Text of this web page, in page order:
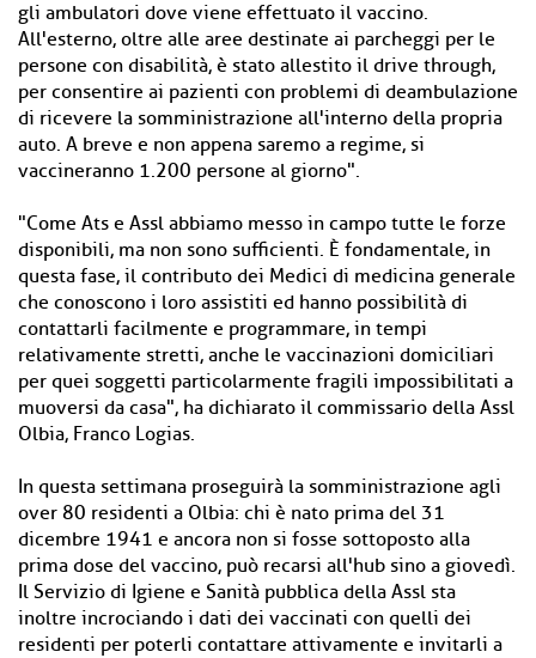
gli ambulatori dove viene effettuato il vaccino.
All'esterno, oltre alle aree destinate ai parcheggi per le
persone con disabilità, è stato allestito il drive through,
per consentire ai pazienti con problemi di deambulazione
di ricevere la somministrazione all'interno della propria
auto. A breve e non appena saremo a regime, si
vaccineranno 1.200 persone al giorno".
"Come Ats e Assl abbiamo messo in campo tutte le forze
disponibili, ma non sono sufficienti. È fondamentale, in
questa fase, il contributo dei Medici di medicina generale
che conoscono i loro assistiti ed hanno possibilità di
contattarli facilmente e programmare, in tempi
relativamente stretti, anche le vaccinazioni domiciliari
per quei soggetti particolarmente fragili impossibilitati a
muoversi da casa", ha dichiarato il commissario della Assl
Olbia, Franco Logias.
In questa settimana proseguirà la somministrazione agli
over 80 residenti a Olbia: chi è nato prima del 31
dicembre 1941 e ancora non si fosse sottoposto alla
prima dose del vaccino, può recarsi all'hub sino a giovedì.
Il Servizio di Igiene e Sanità pubblica della Assl sta
inoltre incrociando i dati dei vaccinati con quelli dei
residenti per poterli contattare attivamente e invitarli a